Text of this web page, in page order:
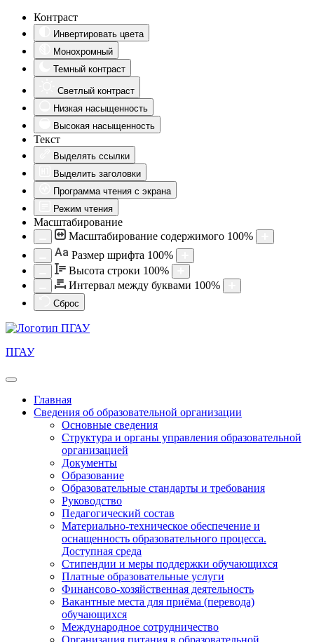
Контраст
Инвертировать цвета
Монохромный
Темный контраст
Светлый контраст
Низкая насыщенность
Высокая насыщенность
Текст
Выделять ссылки
Выделить заголовки
Программа чтения с экрана
Режим чтения
Масштабирование
Масштабирование содержимого 100%
Aa Размер шрифта 100%
Высота строки 100%
Интервал между буквами 100%
Сброс
ПГАУ
Главная
Сведения об образовательной организации
Основные сведения
Структура и органы управления образовательной
организацией
Документы
Образование
Образовательные стандарты и требования
Руководство
Педагогический состав
Материально-техническое обеспечение и
оснащенность образовательного процесса.
Доступная среда
Стипендии и меры поддержки обучающихся
Платные образовательные услуги
Финансово-хозяйственная деятельность
Вакантные места для приёма (перевода)
обучающихся
Международное сотрудничество
Организация питания в образовательной